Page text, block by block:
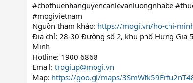
#chothuenhanguyencanlevanluongnhabe
#mogivietnam
Nguồn tham khảo: https://mogi.vn/ho-chi-
Địa chỉ: 28-30 Đường số 2, khu phố Hưng Gia
Minh
Hotline: 1900 6868
Email: trogiup@mogi.vn
Map: https://goo.gl/maps/